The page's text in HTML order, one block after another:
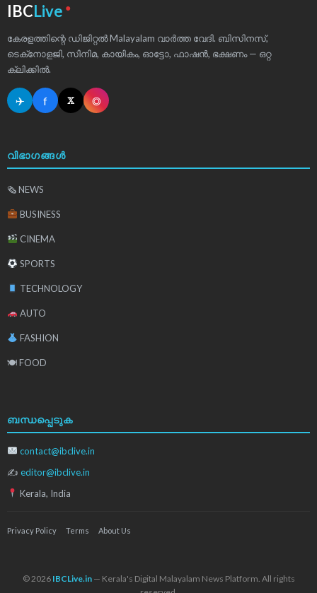
IBCLive ●
കേരളത്തിന്റെ ഡിജിറ്റൽ Malayalam വാർത്ത വേദി. ബിസിനസ്,
ടെക്‌നോളജി, സിനിമ, കായികം, ഓട്ടോ, ഫാഷൻ, ഭക്ഷണം — ഒറ്റ
ക്ലിക്കിൽ.
✈ f 𝕏 ◎
വിഭാഗങ്ങൾ
🗞 NEWS
BUSINESS
CINEMA
SPORTS
TECHNOLOGY
AUTO
FASHION
🍽 FOOD
ബന്ധപ്പെടുക
contact@ibclive.in
✍ editor@ibclive.in
Kerala, India
Privacy Policy Terms About Us
© 2026 IBCLive.in— Kerala's Digital Malayalam News Platform. All rights